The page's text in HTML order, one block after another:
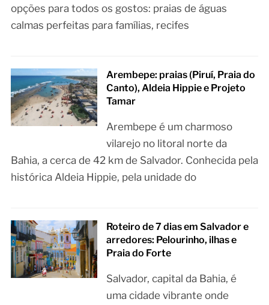
opções para todos os gostos: praias de águas
calmas perfeitas para famílias, recifes
Arembepe: praias (Piruí, Praia do
Canto), Aldeia Hippie e Projeto
Tamar
Arembepe é um charmoso
vilarejo no litoral norte da
Bahia, a cerca de 42 km de Salvador. Conhecida pela
histórica Aldeia Hippie, pela unidade do
Roteiro de 7 dias em Salvador e
arredores: Pelourinho, ilhas e
Praia do Forte
Salvador, capital da Bahia, é
uma cidade vibrante onde